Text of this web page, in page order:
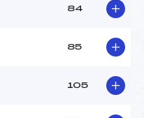
84
85
105